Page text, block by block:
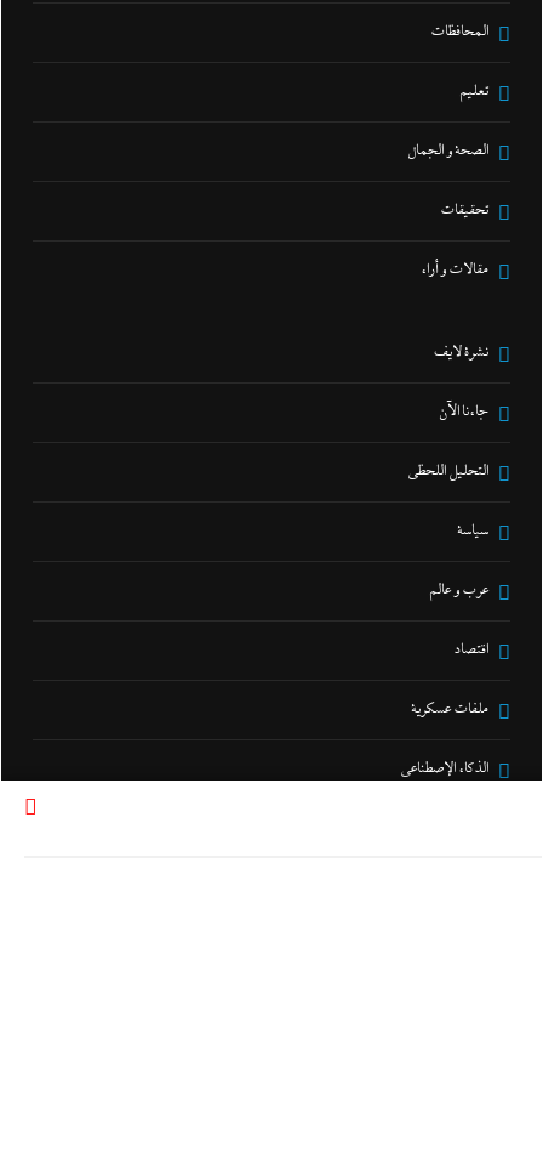
المحافظات
تعليم
الصحة و الجمال
تحقيقات
مقالات و أراء
نشرة لايف
جاءنا الآن
التحليل اللحظي
سياسة
عرب و عالم
اقتصاد
ملفات عسكرية
الذكاء الإصطناعي